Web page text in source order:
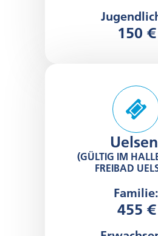
150 €
(GÜLTIG IM
FREIBAD
Familie:
455 €